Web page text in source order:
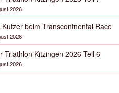
2026
Kutzer beim Transcontnental Race
2026
Triathlon Kitzingen 2026 Teil 6
2026